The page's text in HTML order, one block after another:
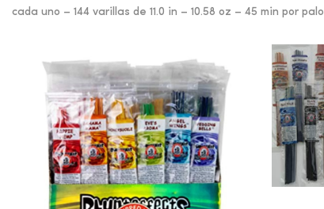
cada uno – 144 varillas de 11.0 in – 10.58 oz – 45 min por palo